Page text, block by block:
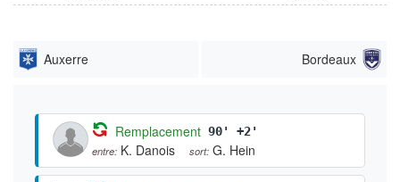
Auxerre Bordeaux
Remplacement 90' +2'
entre: K. Danois sort: G. Hein